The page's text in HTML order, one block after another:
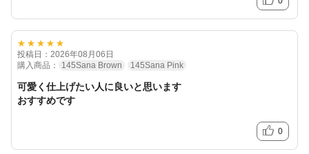
★★★★★
投稿日：2026年08月06日
購入商品：
145Sana Brown 145Sana Pink
可愛く仕上げたい人に良いと思います
おすすめです
0